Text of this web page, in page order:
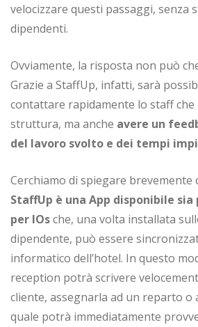
velocizzare questi passaggi, senza
dipendenti.
Ovviamente, la risposta non può
Grazie a StaffUp, infatti, sarà
contattare rapidamente lo staff
struttura, ma anche avere un
del lavoro svolto e dei tempi
Cerchiamo di spiegare brevemente
StaffUp è una App disponibile sia
per IOsche, una volta installata
dipendente, può essere
informatico dell’hotel. In questo
reception potrà scrivere
cliente, assegnarla ad un reparto o
quale potrà immediatamente